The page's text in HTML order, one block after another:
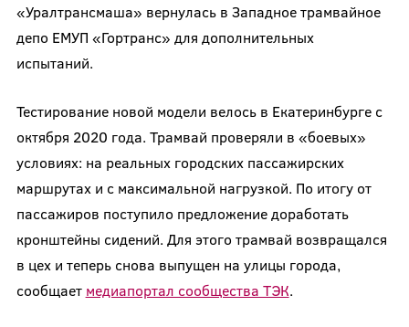
«Уралтрансмаша» вернулась в Западное трамвайное
депо ЕМУП «Гортранс» для дополнительных
испытаний.
Тестирование новой модели велось в Екатеринбурге с
октября 2020 года. Трамвай проверяли в «боевых»
условиях: на реальных городских пассажирских
маршрутах и с максимальной нагрузкой. По итогу от
пассажиров поступило предложение доработать
кронштейны сидений. Для этого трамвай возвращался
в цех и теперь снова выпущен на улицы города,
сообщает медиапортал сообщества ТЭК.